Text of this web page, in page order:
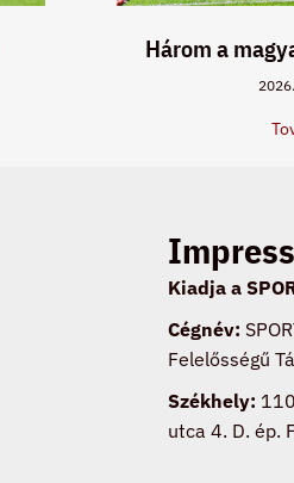
Három a
Kiadja a
Cégnév:
Felelősségű
Székhely:
utca 4. D. ép.